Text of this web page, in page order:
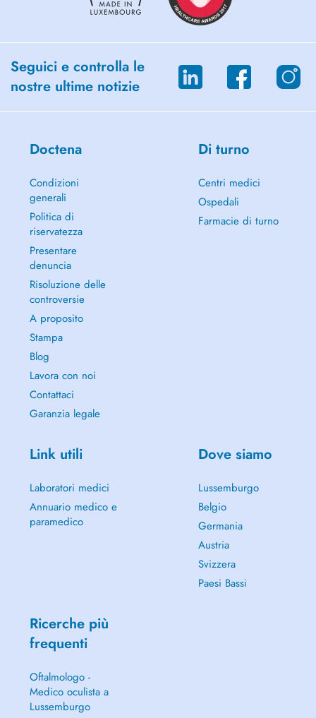
Seguici e controlla le
nostre ultime notizie
Doctena
Condizioni
generali
Politica di
riservatezza
Presentare
denuncia
Risoluzione delle
controversie
A proposito
Stampa
Blog
Lavora con noi
Contattaci
Garanzia legale
Di turno
Centri medici
Ospedali
Farmacie di turno
Link utili
Laboratori medici
Annuario medico e
paramedico
Dove siamo
Lussemburgo
Belgio
Germania
Austria
Svizzera
Paesi Bassi
Ricerche più
frequenti
Oftalmologo -
Medico oculista a
Lussemburgo